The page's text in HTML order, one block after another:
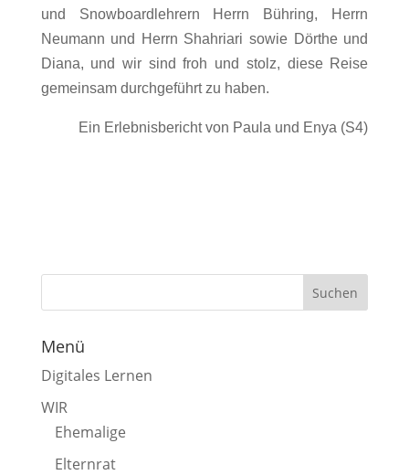
und Snowboardlehrern Herrn Bühring, Herrn
Neumann und Herrn Shahriari sowie Dörthe und
Diana, und wir sind froh und stolz, diese Reise
gemeinsam durchgeführt zu haben.
Ein Erlebnisbericht von Paula und Enya (S4)
Menü
Digitales Lernen
WIR
Ehemalige
Elternrat